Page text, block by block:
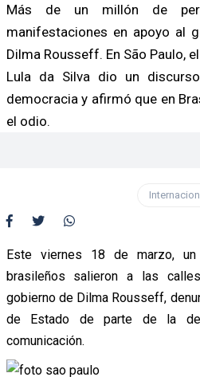
Más de un millón de
manifestaciones en apoyo al
Dilma Rousseff. En São Paulo,
Lula da Silva dio un
democracia y afirmó que en
el odio.
Este viernes 18 de marzo,
brasileños salieron a las
gobierno de Dilma Rousseff,
de Estado de parte de la
comunicación.